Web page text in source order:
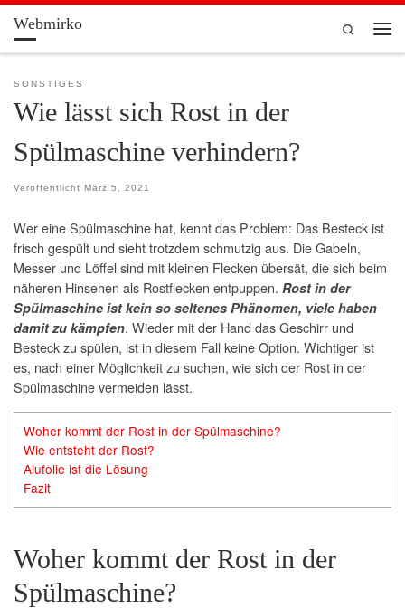
Zum Inhalt springen
Webmirko
Search
SONSTIGES
Wie lässt sich Rost in der
Spülmaschine verhindern?
Veröffentlicht März 5, 2021
Wer eine Spülmaschine hat, kennt das Problem: Das Besteck ist
frisch gespült und sieht trotzdem schmutzig aus. Die Gabeln,
Messer und Löffel sind mit kleinen Flecken übersät, die sich beim
näheren Hinsehen als Rostflecken entpuppen. Rost in der
Spülmaschine ist kein so seltenes Phänomen, viele haben
damit zu kämpfen. Wieder mit der Hand das Geschirr und
Besteck zu spülen, ist in diesem Fall keine Option. Wichtiger ist
es, nach einer Möglichkeit zu suchen, wie sich der Rost in der
Spülmaschine vermeiden lässt.
Woher kommt der Rost in der Spülmaschine?
Wie entsteht der Rost?
Alufolie ist die Lösung
Fazit
Woher kommt der Rost in der
Spülmaschine?